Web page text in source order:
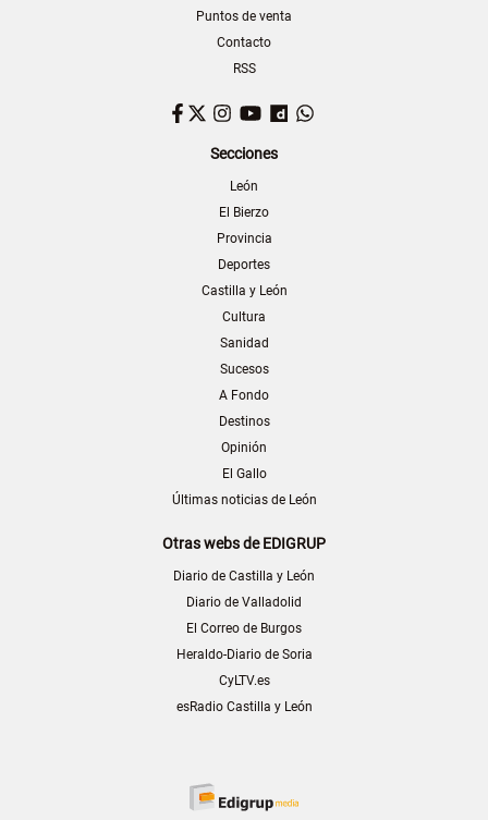
Puntos de venta
Contacto
RSS
Facebook
TwitterInstagram
YouTubeDailymotion
Secciones
León
El Bierzo
Provincia
Deportes
Castilla y León
Cultura
Sanidad
Sucesos
A Fondo
Destinos
Opinión
El Gallo
Últimas noticias de León
Otras webs de EDIGRUP
Diario de Castilla y León
Diario de Valladolid
El Correo de Burgos
Heraldo-Diario de Soria
CyLTV.es
esRadio Castilla y León